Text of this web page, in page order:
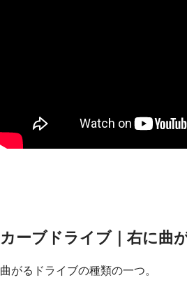
カーブドライブ｜右に曲
曲がるドライブの種類の一つ。